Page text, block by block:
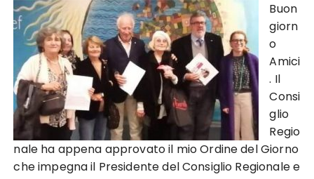
Buon
giorn
o
Amici
. Il
Consi
glio
Regio
nale ha appena approvato il mio Ordine del Giorno
che impegna il Presidente del Consiglio Regionale e